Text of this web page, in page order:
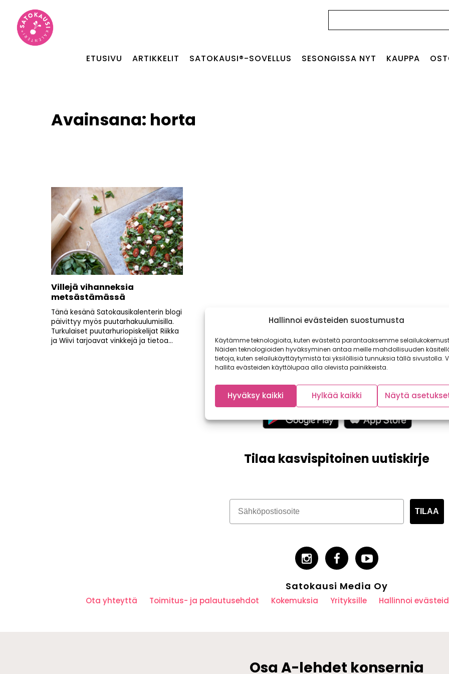
Hallinnoi evästeiden suostumusta
Käytämme teknologioita, kuten evästeitä parantaaksemme
Näiden teknologioiden hyväksyminen antaa meille mahdollisuuden
tietoja, kuten selailukäyttäytymistä tai yksilöllisiä tunnuksia tällä sivustolla.
hallita evästeiden käyttölupaa alla olevista painikkeista.
Hyväksy kaikki Hylkää kaikki Näytä
ETUSIVU ARTIKKELIT SATOKAUSI®-SOVELLUS SESONGISSA NYT KAUPPA
Avainsana: horta
Villejä vihanneksia
metsästämässä
Tänä kesänä Satokausikalenterin blogi
päivittyy myös puutarhakuulumisilla.
Turkulaiset puutarhuriopiskelijat Riikka
ja Wiivi tarjoavat vinkkejä ja tietoa...
Tilaa kasvispitoinen uutiskirje
TILAA
Satokausi Media Oy
Ota yhteyttä Toimitus- ja palautusehdot Kokemuksia Yrityksille Hallinnoi
Osa A-lehdet konsernia